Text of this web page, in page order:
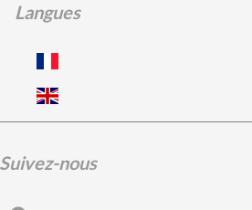
Langues
Suivez-nous